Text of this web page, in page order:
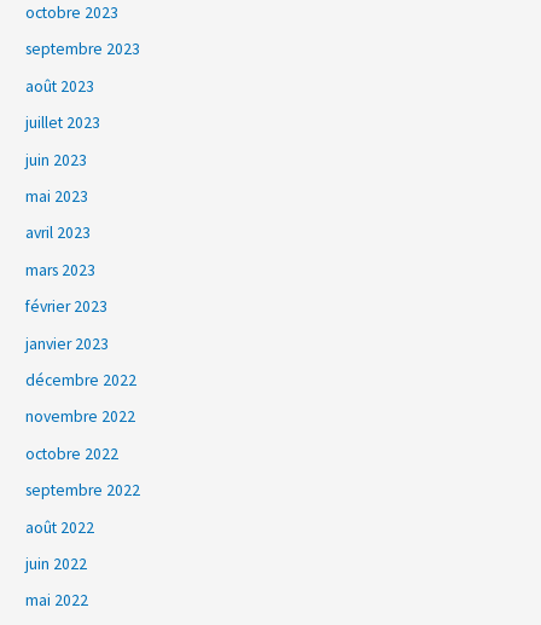
octobre 2023
septembre 2023
août 2023
juillet 2023
juin 2023
mai 2023
avril 2023
mars 2023
février 2023
janvier 2023
décembre 2022
novembre 2022
octobre 2022
septembre 2022
août 2022
juin 2022
mai 2022